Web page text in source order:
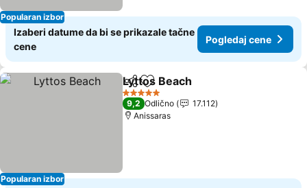
Popularan izbor
Izaberi datume da bi se prikazale tačne
cene
Pogledaj cene
Popularan izbor
Deli Dodati u favorite
Lyttos Beach
5 Zvezdice
9,2 Odlično
17.112
Anissaras